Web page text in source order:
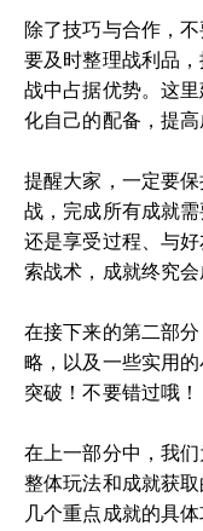
除了技巧与合作，
要及时整理战利品
战中占据优势。这
化自己的配备，提高
提醒大家，一定要
战，完成所有成就
还是享受过程、与
索战术，成就终究
在接下来的第二部
略，以及一些实用
突破！不要错过哦！
在上一部分中，我
整体玩法和成就获
几个重点成就的具